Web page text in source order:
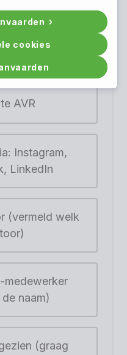
deze vacature
AVR
Instagram,
LinkedIn
(vermeld welk
medewerker
naam)
(graag
cookies